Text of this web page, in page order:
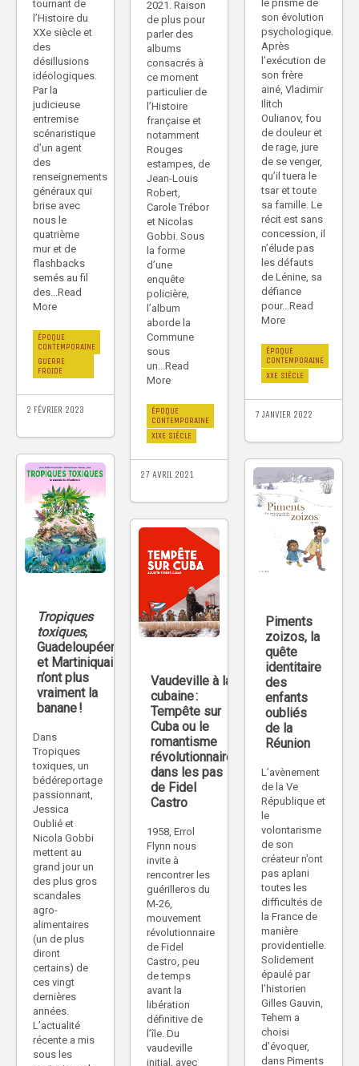
tournant de
l’Histoire du
XXe siècle et
des
désillusions
idéologiques.
Par la
judicieuse
entremise
scénaristique
d’un agent
des
renseignements
généraux qui
brise avec
nous le
quatrième
mur et de
flashbacks
semés au fil
des...Read
More
ÉPOQUE
CONTEMPORAINE
GUERRE
FROIDE
2 FÉVRIER 2023
le prisme de
son évolution
psychologique.
Après
l’exécution de
son frère
ainé, Vladimir
Ilitch
Oulianov, fou
de douleur et
de rage, jure
de se venger,
qu’il tuera le
tsar et toute
sa famille. Le
récit est sans
concession, il
n’élude pas
les défauts
de Lénine, sa
défiance
pour...Read
More
ÉPOQUE
CONTEMPORAINE
XXE SIÈCLE
7 JANVIER 2022
2021. Raison
de plus pour
parler des
albums
consacrés à
ce moment
particulier de
l’Histoire
française et
notamment
Rouges
estampes, de
Jean-Louis
Robert,
Carole Trébor
et Nicolas
Gobbi. Sous
la forme
d’une
enquête
policière,
l’album
aborde la
Commune
sous
un...Read
More
ÉPOQUE
CONTEMPORAINE
XIXE SIÈCLE
27 AVRIL 2021
Tropiques
toxiques,
Guadeloupéens
et Martiniquais
n’ont plus
vraiment la
banane !
Dans
Tropiques
toxiques, un
bédéreportage
passionnant,
Jessica
Oublié et
Nicola Gobbi
mettent au
grand jour un
des plus gros
scandales
agro-
alimentaires
(un de plus
diront
certains) de
ces vingt
dernières
années.
L’actualité
récente a mis
sous les
Piments
zoizos, la
quête
identitaire
des
enfants
oubliés
de la
Réunion
L’avènement
de la Ve
République et
le
volontarisme
de son
créateur n’ont
pas aplani
toutes les
difficultés de
la France de
manière
providentielle.
Solidement
épaulé par
l’historien
Gilles Gauvin,
Tehem a
choisi
d’évoquer,
dans Piments
Vaudeville à la
cubaine :
Tempête sur
Cuba ou le
romantisme
révolutionnaire
dans les pas
de Fidel
Castro
1958, Errol
Flynn nous
invite à
rencontrer les
guérilleros du
M-26,
mouvement
révolutionnaire
de Fidel
Castro, peu
de temps
avant la
libération
définitive de
l’île. Du
vaudeville
initial, avec